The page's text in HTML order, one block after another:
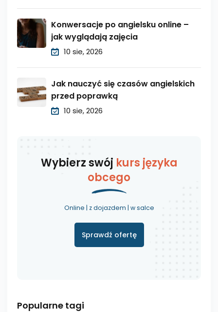
Konwersacje po angielsku online –
jak wyglądają zajęcia
10 sie, 2026
Jak nauczyć się czasów angielskich
przed poprawką
10 sie, 2026
Wybierz swój kurs języka
obcego
Online | z dojazdem | w salce
Sprawdź ofertę
Popularne tagi